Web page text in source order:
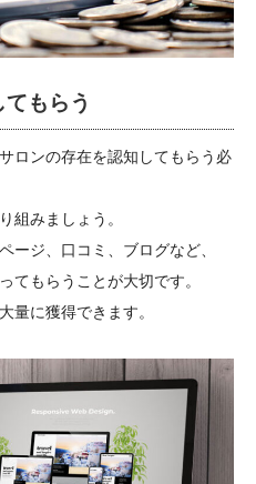
もらう
ロンの存在を認知してもらう必
組みましょう。
ージ、口コミ、ブログなど、
てもらうことが大切です。
量に獲得できます。